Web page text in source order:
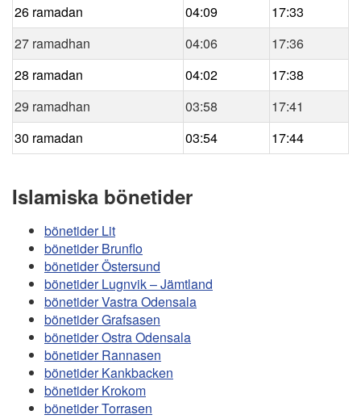
26 ramadan
04:09
17:33
27 ramadhan
04:06
17:36
28 ramadan
04:02
17:38
29 ramadhan
03:58
17:41
30 ramadan
03:54 17:44
Islamiska bönetider
bönetider Lit
bönetider Brunflo
bönetider Östersund
bönetider Lugnvik – Jämtland
bönetider Vastra Odensala
bönetider Grafsasen
bönetider Ostra Odensala
bönetider Rannasen
bönetider Kankbacken
bönetider Krokom
bönetider Torrasen